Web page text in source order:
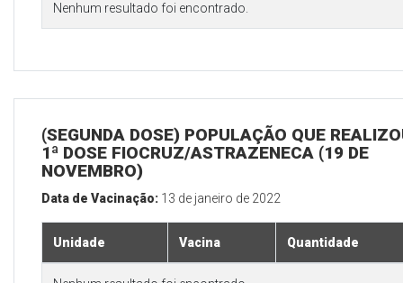
Nenhum resultado foi encontrado.
(SEGUNDA DOSE) POPULAÇÃO QUE
1ª DOSE FIOCRUZ/ASTRAZENECA (19 DE
NOVEMBRO)
Data de Vacinação: 13 de janeiro de 2022
Unidade Vacina Quantidade